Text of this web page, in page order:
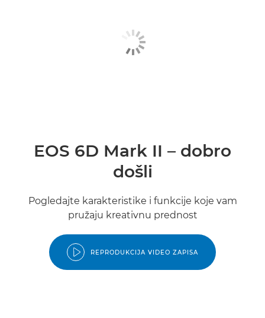
EOS 6D Mark II – dobro
došli
Pogledajte karakteristike i funkcije koje vam
pružaju kreativnu prednost
REPRODUKCIJA VIDEO ZAPISA